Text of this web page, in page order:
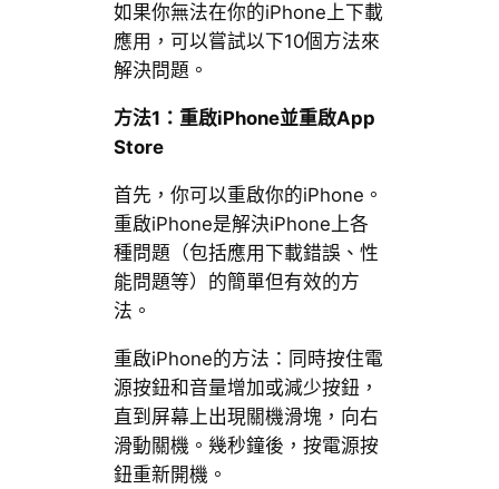
如果你無法在你的iPhone上下載
應用，可以嘗試以下10個方法來
解決問題。
方法1：重啟iPhone並重啟App
Store
首先，你可以重啟你的iPhone。
重啟iPhone是解決iPhone上各
種問題（包括應用下載錯誤、性
能問題等）的簡單但有效的方
法。
重啟iPhone的方法：同時按住電
源按鈕和音量增加或減少按鈕，
直到屏幕上出現關機滑塊，向右
滑動關機。幾秒鐘後，按電源按
鈕重新開機。